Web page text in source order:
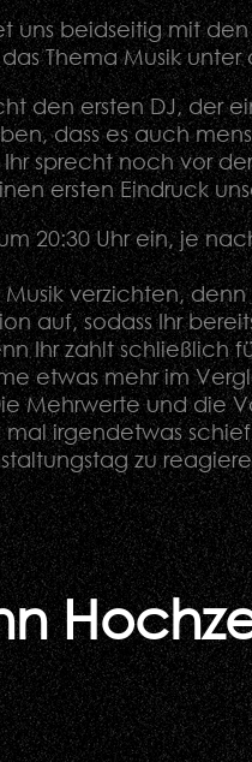
uns beidseitig mit
Thema Musik
den ersten DJ, der
dass es auch
sprecht noch vor
ersten Eindruck
20:30 Uhr ein, je
verzichten,
auf, sodass Ihr
Ihr zahlt
etwas mehr im
Mehrwerte und die
irgendetwas
zu